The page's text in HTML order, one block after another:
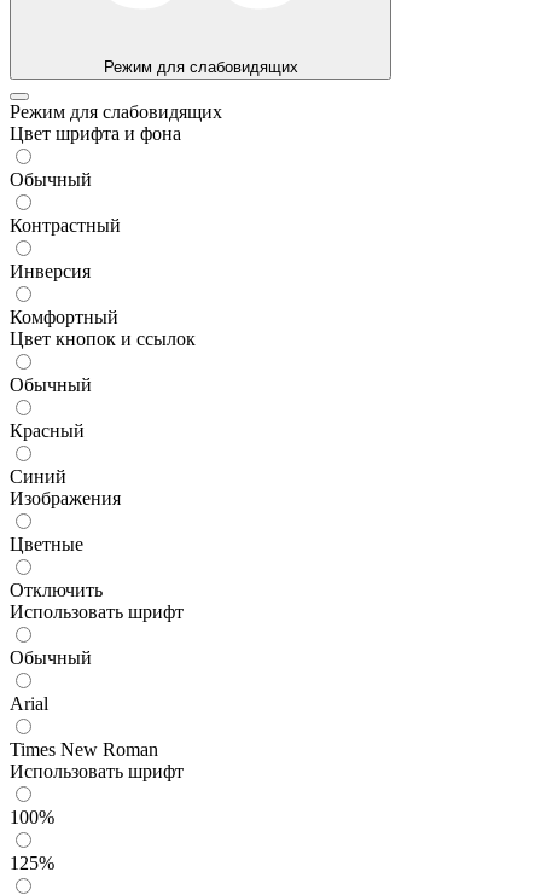
Режим для слабовидящих
Режим для слабовидящих
Цвет шрифта и фона
Обычный
Контрастный
Инверсия
Комфортный
Цвет кнопок и ссылок
Обычный
Красный
Синий
Изображения
Цветные
Отключить
Использовать шрифт
Обычный
Arial
Times New Roman
Использовать шрифт
100%
125%